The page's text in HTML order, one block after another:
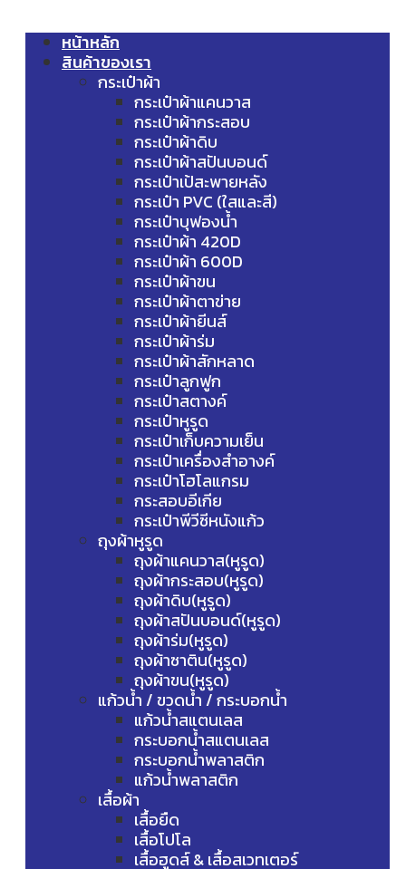
หน้าหลัก
สินค้าของเรา
กระเป๋าผ้า
กระเป๋าผ้าแคนวาส
กระเป๋าผ้ากระสอบ
กระเป๋าผ้าดิบ
กระเป๋าผ้าสปันบอนด์
กระเป๋าเป้สะพายหลัง
กระเป๋า PVC (ใสและสี)
กระเป๋าบุฟองน้ำ
กระเป๋าผ้า 420D
กระเป๋าผ้า 600D
กระเป๋าผ้าขน
กระเป๋าผ้าตาข่าย
กระเป๋าผ้ายีนส์
กระเป๋าผ้าร่ม
กระเป๋าผ้าสักหลาด
กระเป๋าลูกฟูก
กระเป๋าสตางค์
กระเป๋าหูรูด
กระเป๋าเก็บความเย็น
กระเป๋าเครื่องสำอางค์
กระเป๋าโฮโลแกรม
กระสอบอีเกีย
กระเป๋าพีวีซีหนังแก้ว
ถุงผ้าหูรูด
ถุงผ้าแคนวาส(หูรูด)
ถุงผ้ากระสอบ(หูรูด)
ถุงผ้าดิบ(หูรูด)
ถุงผ้าสปันบอนด์(หูรูด)
ถุงผ้าร่ม(หูรูด)
ถุงผ้าซาติน(หูรูด)
ถุงผ้าขน(หูรูด)
แก้วน้ำ / ขวดน้ำ / กระบอกน้ำ
แก้วน้ำสแตนเลส
กระบอกน้ำสแตนเลส
กระบอกน้ำพลาสติก
แก้วน้ำพลาสติก
เสื้อผ้า
เสื้อยืด
เสื้อโปโล
เสื้อฮูดส์ & เสื้อสเวทเตอร์